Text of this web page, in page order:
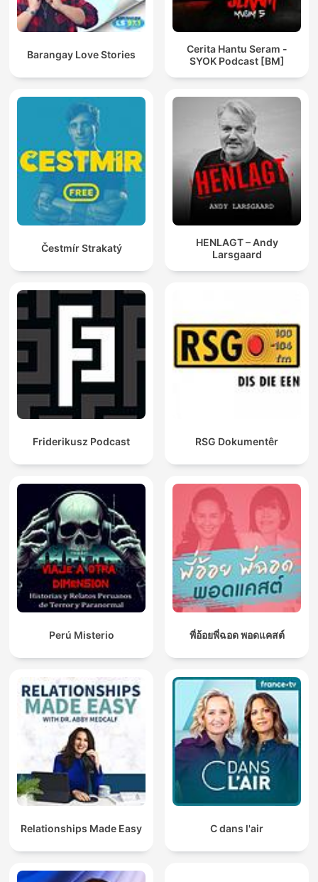
Barangay Love Stories
Cerita Hantu Seram -
SYOK Podcast [BM]
Čestmír Strakatý
HENLAGT – Andy
Larsgaard
Friderikusz Podcast RSG Dokumentêr
Perú Misterio พี่อ้อยพี่ฉอด พอดแคสต์
Relationships Made Easy C dans l'air